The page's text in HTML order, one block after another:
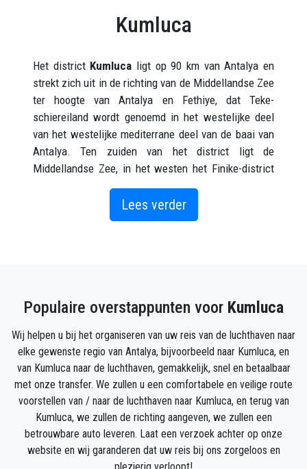
Kumluca
Het district Kumluca ligt op 90 km van Antalya en
strekt zich uit in de richting van de Middellandse Zee
ter hoogte van Antalya en Fethiye, dat Teke-
schiereiland wordt genoemd in het westelijke deel
van het westelijke mediterrane deel van de baai van
Antalya. Ten zuiden van het district ligt de
Middellandse Zee, in het westen het Finike-district
en in het westen en noordwesten het Elmalı-district.
De economie van de stad is grotendeels gebaseerd
geteeld in de dorpen Beykonak, Cavuskoy en
Hoe kom je in Kumluca?
Er zijn directe busverbindingen van Ankara en
Istanbul naar Kumluca. Voor vervoer van Antalya
naar Kumluca kunt u Kumluca-Finike minibussen
nemen vanaf het busstation van Antalya, vervolgens
Kemer en vervolgens Ulupınar naar Kumluca.
Lees verder
Populaire overstappunten voor Kumluca
Wij helpen u bij het organiseren van uw reis van de luchthaven naar
elke gewenste regio van Antalya, bijvoorbeeld naar Kumluca, en
van Kumluca naar de luchthaven, gemakkelijk, snel en betaalbaar
met onze transfer. We zullen u een comfortabele en veilige route
voorstellen van / naar de luchthaven naar Kumluca, en terug van
Kumluca, we zullen de richting aangeven, we zullen een
betrouwbare auto leveren. Laat een verzoek achter op onze
website en wij garanderen dat uw reis bij ons zorgeloos en